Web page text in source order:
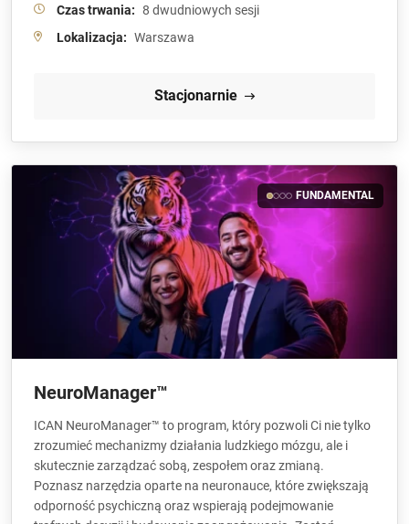
Czas trwania: 8 dwudniowych sesji
Lokalizacja: Warszawa
Stacjonarnie
FUNDAMENTAL
NeuroManager™
ICAN NeuroManager™ to program, który pozwoli Ci nie tylko
zrozumieć mechanizmy działania ludzkiego mózgu, ale i
skutecznie zarządzać sobą, zespołem oraz zmianą.
Poznasz narzędzia oparte na neuronauce, które zwiększają
odporność psychiczną oraz wspierają podejmowanie